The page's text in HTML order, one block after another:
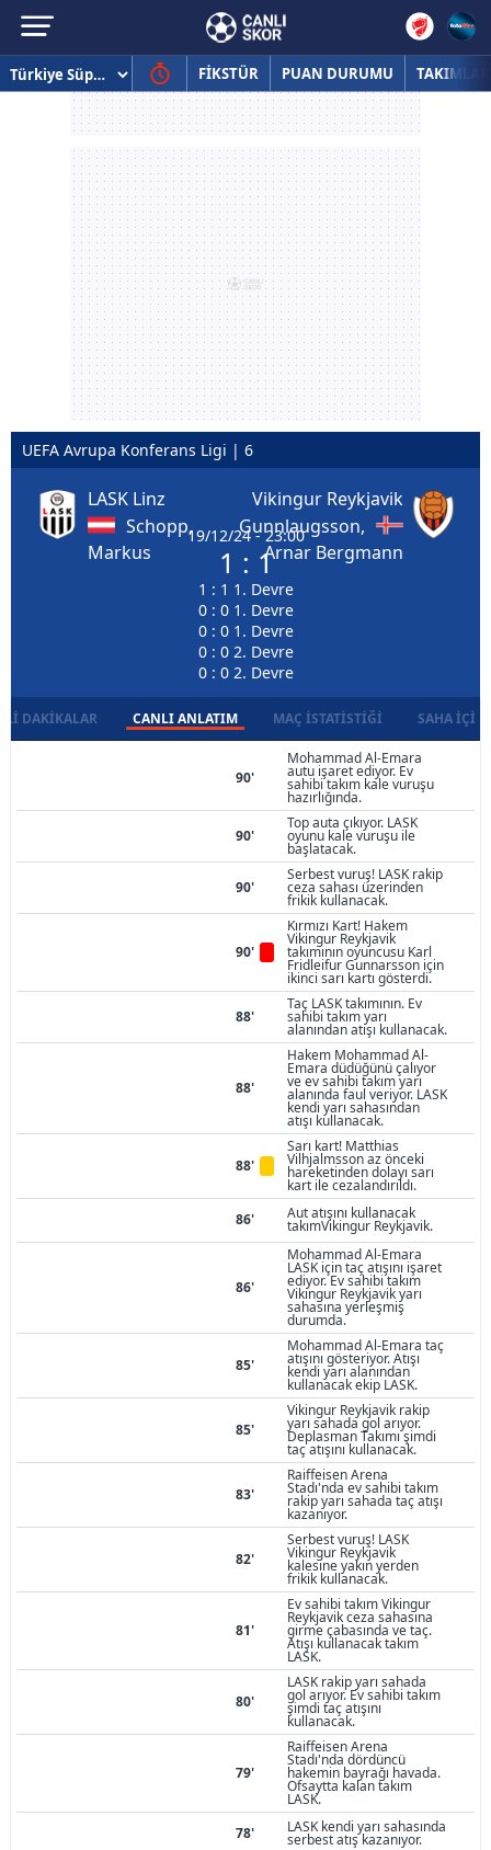
FİKSTÜR PUAN DURUMU TAKIMLAR
UEFA Avrupa Konferans Ligi | 6
LASK Linz
Schopp,
Markus
19/12/24 - 23:00
1 : 1
1 : 1 1. Devre
0 : 0 1. Devre
0 : 0 1. Devre
0 : 0 2. Devre
0 : 0 2. Devre
Vikingur Reykjavik
Gunnlaugsson,
Arnar Bergmann
DAKIKALAR CANLI ANLATIM MAÇ İSTATISTIĞI SAHA İÇI
90'
Mohammad Al-Emara
autu işaret ediyor. Ev
sahibi takım kale vuruşu
hazırlığında.
90'
Top auta çıkıyor. LASK
oyunu kale vuruşu ile
başlatacak.
90'
Serbest vuruş! LASK rakip
ceza sahası üzerinden
frikik kullanacak.
90'
Kırmızı Kart! Hakem
Vikingur Reykjavik
takımının oyuncusu Karl
Fridleifur Gunnarsson için
ikinci sarı kartı gösterdi.
88'
Taç LASK takımının. Ev
sahibi takım yarı
alanından atışı kullanacak.
88'
Hakem Mohammad Al-
Emara düdüğünü çalıyor
ve ev sahibi takım yarı
alanında faul veriyor. LASK
kendi yarı sahasından
atışı kullanacak.
88'
Sarı kart! Matthias
Vilhjalmsson az önceki
hareketinden dolayı sarı
kart ile cezalandırıldı.
86'
Aut atışını kullanacak
takımVikingur Reykjavik.
86'
Mohammad Al-Emara
LASK için taç atışını işaret
ediyor. Ev sahibi takım
Vikingur Reykjavik yarı
sahasına yerleşmiş
durumda.
85'
Mohammad Al-Emara taç
atışını gösteriyor. Atışı
kendi yarı alanından
kullanacak ekip LASK.
85'
Vikingur Reykjavik rakip
yarı sahada gol arıyor.
Deplasman Takımı şimdi
taç atışını kullanacak.
83'
Raiffeisen Arena
Stadı'nda ev sahibi takım
rakip yarı sahada taç atışı
kazanıyor.
82'
Serbest vuruş! LASK
Vikingur Reykjavik
kalesine yakın yerden
frikik kullanacak.
81'
Ev sahibi takım Vikingur
Reykjavik ceza sahasına
girme çabasında ve taç.
Atışı kullanacak takım
LASK.
80'
LASK rakip yarı sahada
gol arıyor. Ev sahibi takım
şimdi taç atışını
kullanacak.
79'
Raiffeisen Arena
Stadı'nda dördüncü
hakemin bayrağı havada.
Ofsaytta kalan takım
LASK.
78'
LASK kendi yarı sahasında
serbest atış kazanıyor.